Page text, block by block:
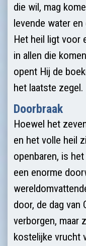
die wil, mag
levende water
Het heil ligt voor
in allen die
opent Hij de
het laatste zegel.
Doorbraak
Hoewel het
en het volle heil
openbaren, is
een enorme
door, de dag
verborgen, maar
kostelijke vrucht